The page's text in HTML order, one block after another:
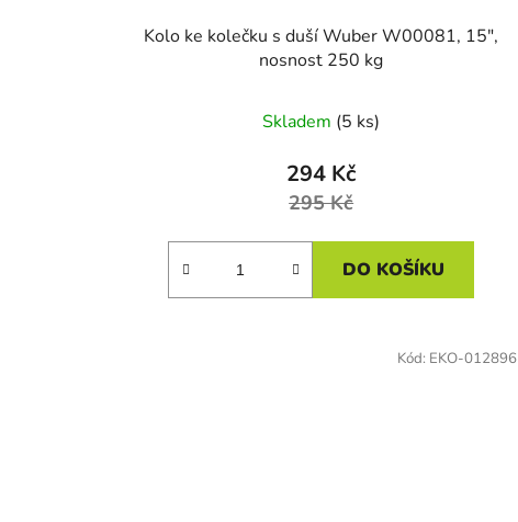
Kolo ke kolečku s duší Wuber W00081, 15",
nosnost 250 kg
Skladem (5 ks)
294 Kč
295 Kč
DO KOŠÍKU
Kód: EKO-012896